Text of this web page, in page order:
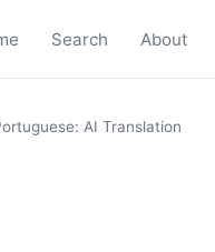
Search About
AI Translation